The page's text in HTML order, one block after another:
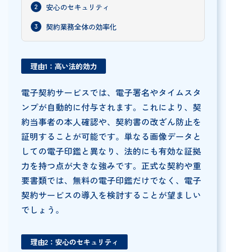
安心のセキュリティ
契約業務全体の効率化
理由1：高い法的効力
電子契約サービスでは、電子署名やタイムスタ
ンプが自動的に付与されます。これにより、契
約当事者の本人確認や、契約書の改ざん防止を
証明することが可能です。単なる画像データと
しての電子印鑑と異なり、法的にも有効な証拠
力を持つ点が大きな強みです。正式な契約や重
要書類では、無料の電子印鑑だけでなく、電子
契約サービスの導入を検討することが望ましい
でしょう。
理由2：安心のセキュリティ